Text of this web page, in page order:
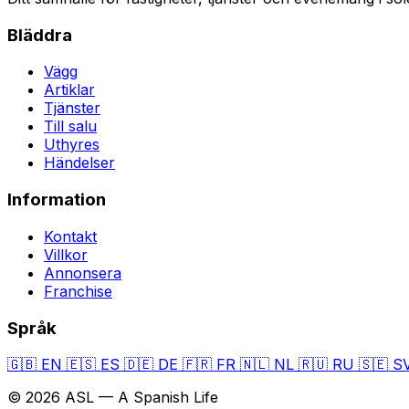
Bläddra
Vägg
Artiklar
Tjänster
Till salu
Uthyres
Händelser
Information
Kontakt
Villkor
Annonsera
Franchise
Språk
🇬🇧 EN 🇪🇸 ES 🇩🇪 DE 🇫🇷 FR 🇳🇱 NL 🇷🇺 RU 🇸🇪
© 2026 ASL — A Spanish Life